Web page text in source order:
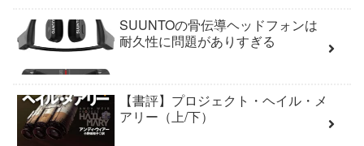
SUUNTOの骨伝導ヘッドフォンは
耐久性に問題がありすぎる
【書評】プロジェクト・ヘイル・メ
アリー（上/下）